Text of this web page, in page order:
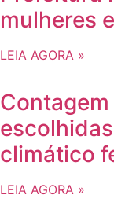
mulheres
LEIA AGORA »
Contagem
climático
LEIA AGORA »